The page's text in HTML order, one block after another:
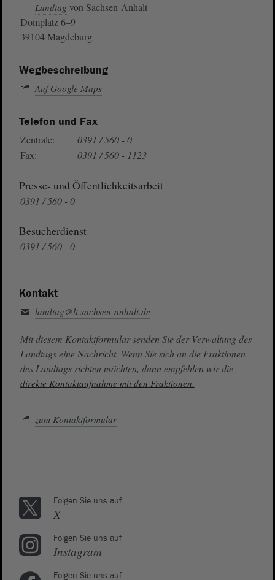
Landtag von Sachsen-Anhalt
Domplatz 6–9
39104 Magdeburg
Wegbeschreibung
Auf Google Maps
Telefon und Fax
Zentrale:
0391 / 560 - 0
Fax:
0391 / 560 - 1123
Presse- und Öffentlichkeitsarbeit
0391 / 560 - 0
Besucherdienst
0391 / 560 - 0
Kontakt
landtag@lt.sachsen-anhalt.de
Mit diesem Kontaktformular senden Sie der Verwaltung des
Landtags eine Nachricht. Wenn Sie sich an die Fraktionen
des Landtags richten möchten, dann empfehlen wir die
direkte Kontaktaufnahme mit den Fraktionen.
zum Kontaktformular
Folgen Sie uns auf
X
Folgen Sie uns auf
Instagram
Folgen Sie uns auf